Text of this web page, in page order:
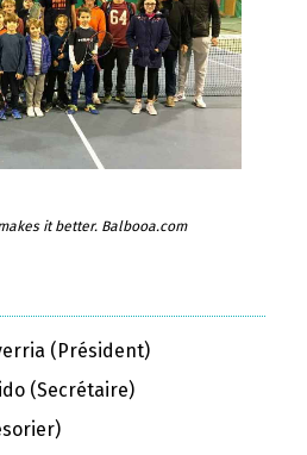
it better. Balbooa.com
(Président)
(Secrétaire)